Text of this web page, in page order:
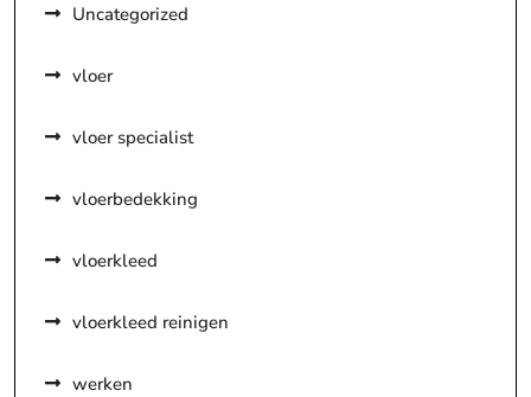
Uncategorized
vloer
vloer specialist
vloerbedekking
vloerkleed
vloerkleed reinigen
werken